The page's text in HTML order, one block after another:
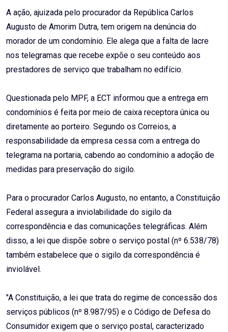
A ação, ajuizada pelo procurador da República Carlos
Augusto de Amorim Dutra, tem origem na denúncia do
morador de um condomínio. Ele alega que a falta de lacre
nos telegramas que recebe expõe o seu conteúdo aos
prestadores de serviço que trabalham no edifício.
Questionada pelo MPF, a ECT informou que a entrega em
condomínios é feita por meio de caixa receptora única ou
diretamente ao porteiro. Segundo os Correios, a
responsabilidade da empresa cessa com a entrega do
telegrama na portaria, cabendo ao condomínio a adoção de
medidas para preservação do sigilo.
Para o procurador Carlos Augusto, no entanto, a Constituição
Federal assegura a inviolabilidade do sigilo da
correspondência e das comunicações telegráficas. Além
disso, a lei que dispõe sobre o serviço postal (nº 6.538/78)
também estabelece que o sigilo da correspondência é
inviolável.
"A Constituição, a lei que trata do regime de concessão dos
serviços públicos (nº 8.987/95) e o Código de Defesa do
Consumidor exigem que o serviço postal, caracterizado